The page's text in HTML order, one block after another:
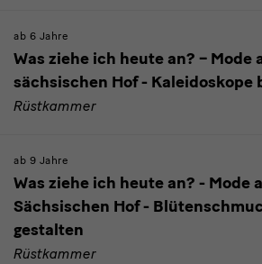
ab 6 Jahre
Was ziehe ich heute an? – Mode
sächsischen Hof - Kaleidoskope
Rüstkammer
ab 9 Jahre
Was ziehe ich heute an? - Mode
Sächsischen Hof -
gestalten
Rüstkammer